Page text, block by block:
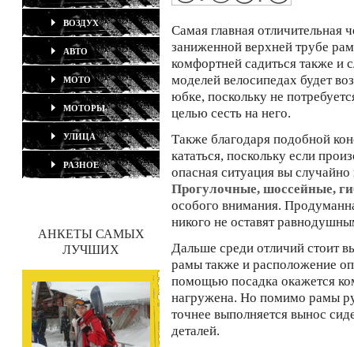
ВОЗДУХ
АВТО
МОТО
МОТОРЫ
УЛИЦА
РАЗНОЕ
АНКЕТЫ САМЫХ
ЛУЧШИХ
Самая главная отличительная
заниженной верхней трубе
комфортней садиться также и
моделей велосипедах будет
юбке, поскольку не
целью сесть на него.
Также благодаря подобной
кататься, поскольку если
опасная ситуация вы
Прогулочные, шоссейные,
особого внимания.
никого не оставят
Дальше среди отличий стоит
рамы также и расположение
помощью посадка окажется
нагружена. Но помимо рамы
точнее выполняется вынос
деталей.